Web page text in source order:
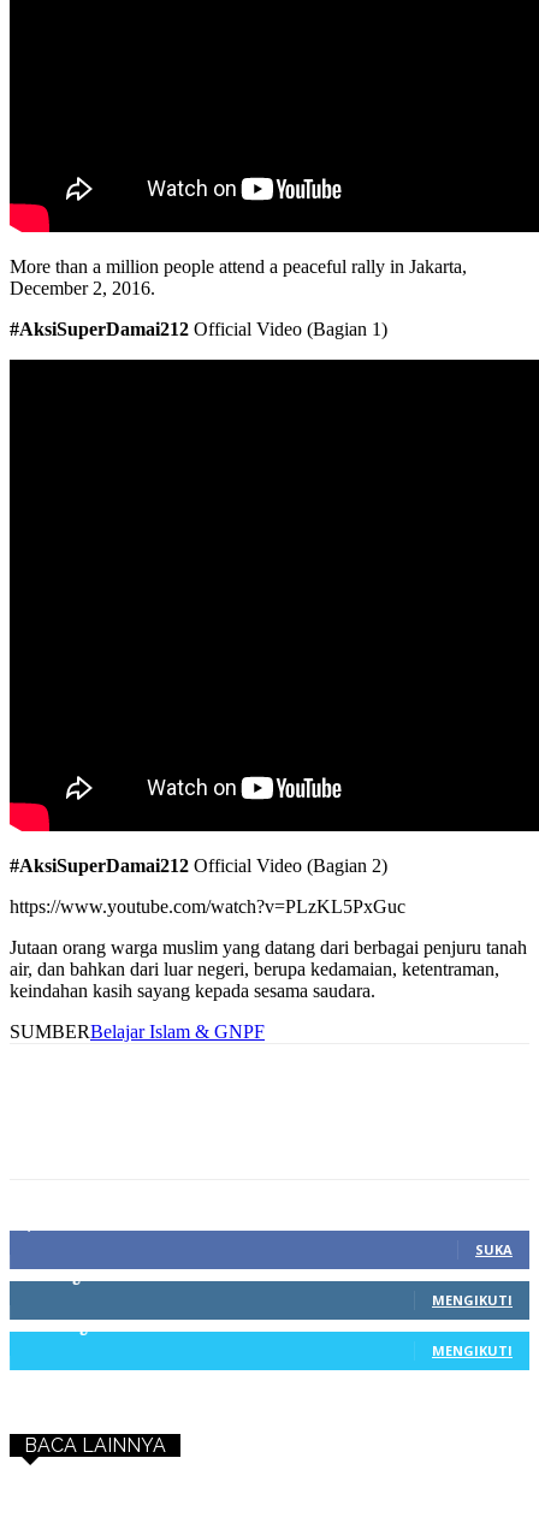
More than a million people attend a peaceful rally in Jakarta,
December 2, 2016.
#AksiSuperDamai212 Official Video (Bagian 1)
#AksiSuperDamai212 Official Video (Bagian 2)
https://www.youtube.com/watch?v=PLzKL5PxGuc
Jutaan orang warga muslim yang datang dari berbagai penjuru tanah
air, dan bahkan dari luar negeri, berupa kedamaian, ketentraman,
keindahan kasih sayang kepada sesama saudara.
SUMBERBelajar Islam & GNPF
SUKA
MENGIKUTI
MENGIKUTI
BACA LAINNYA